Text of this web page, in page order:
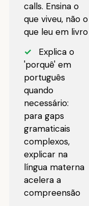
calls. Ensina o
que viveu, não o
que leu em livro
✓
Explica o
'porquê' em
português
quando
necessário:
para gaps
gramaticais
complexos,
explicar na
língua materna
acelera a
compreensão